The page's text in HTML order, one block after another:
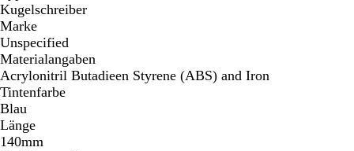
Kugelschreiber
Marke
Unspecified
Materialangaben
Acrylonitril Butadieen Styrene (ABS) and Iron
Tintenfarbe
Blau
Länge
140mm